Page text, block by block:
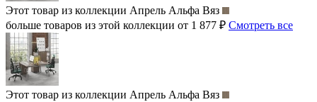
Этот товар из коллекции Апрель Альфа Вяз
больше товаров из этой коллекции от 1 877 ₽ Смотреть все
Этот товар из коллекции Апрель Альфа Вяз